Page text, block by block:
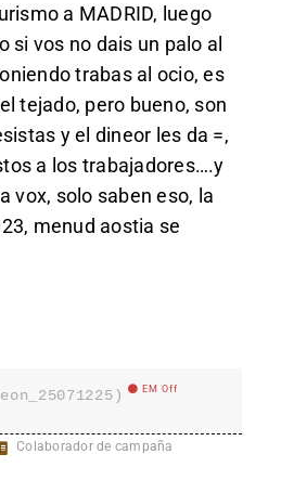
a MADRID, luego
si vos no dais un palo al
trabas al ocio, es
tejado, pero bueno, son
y el dineor les da =,
a los trabajadores….y
vox, solo saben eso, la
menud aostia se
EM Off
Colaborador de campaña